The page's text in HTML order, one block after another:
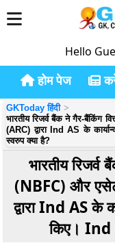
Hello
होम पेज
GKToday हिंदी
भारतीय रिजर्व बैंक ने गैर-बैंकिंग
(ARC) द्वारा Ind AS के
स्वरुप क्या है?
भारतीय रिजर्व
(NBFC) और
द्वारा Ind AS के
किए। Ind